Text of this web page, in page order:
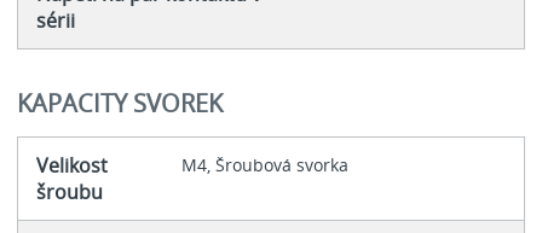
sérii
KAPACITY SVOREK
Velikost
šroubu
M4, Šroubová svorka